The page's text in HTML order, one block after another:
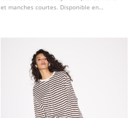
et manches courtes. Disponible en